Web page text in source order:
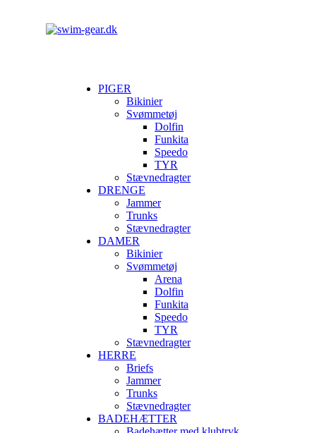
PIGER
Bikinier
Svømmetøj
Dolfin
Funkita
Speedo
TYR
Stævnedragter
DRENGE
Jammer
Trunks
Stævnedragter
DAMER
Bikinier
Svømmetøj
Arena
Dolfin
Funkita
Speedo
TYR
Stævnedragter
HERRE
Briefs
Jammer
Trunks
Stævnedragter
BADEHÆTTER